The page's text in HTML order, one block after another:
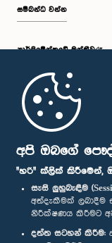
අපි ඔබගේ
"හරි" ක්ලික් කිරීමෙන්,
සැසි ලුහුබැඳීම
අත්දැකීමක් ලබාදීම
නිරීක්ෂණය කිරීමට
දත්ත සටහන් කිරීම:
ගරු
ගරු
සම්බන්ධ වන්න
පාර්ලි‌මේන්තුවේ මන්ත්‍රීවරු
මුල් පිටුව
පාර්ලිමේන්තු ජංගම යෙදුම
අප හා සම්බන්ධ වී